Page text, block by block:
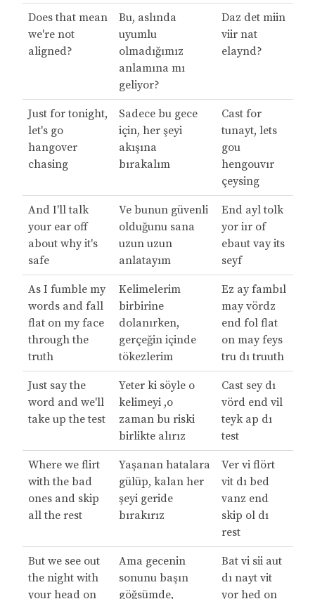
Does that mean
we're not
aligned?
Bu, aslında
uyumlu
olmadığımız
anlamına mı
geliyor?
Daz det miin
viir nat
elaynd?
Just for tonight,
let's go
hangover
chasing
Sadece bu gece
için, her şeyi
akışına
bırakalım
Cast for
tunayt, lets
gou
hengouvır
çeysing
And I'll talk
your ear off
about why it's
safe
Ve bunun güvenli
olduğunu sana
uzun uzun
anlatayım
End ayl tolk
yor iır of
ebaut vay its
seyf
As I fumble my
words and fall
flat on my face
through the
truth
Kelimelerim
birbirine
dolanırken,
gerçeğin içinde
tökezlerim
Ez ay fambıl
may vördz
end fol flat
on may feys
tru dı truuth
Just say the
word and we'll
take up the test
Yeter ki söyle o
kelimeyi ,o
zaman bu riski
birlikte alırız
Cast sey dı
vörd end vil
teyk ap dı
test
Where we flirt
with the bad
ones and skip
all the rest
Yaşanan hatalara
gülüp, kalan her
şeyi geride
bırakırız
Ver vi flört
vit dı bed
vanz end
skip ol dı
rest
But we see out
the night with
your head on
Ama gecenin
sonunu başın
göğsümde,
Bat vi sii aut
dı nayt vit
yor hed on